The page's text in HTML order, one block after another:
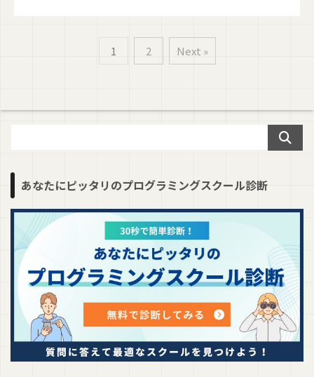
1 2 Next »
あなたにピッタリのプログラミングスクール診断